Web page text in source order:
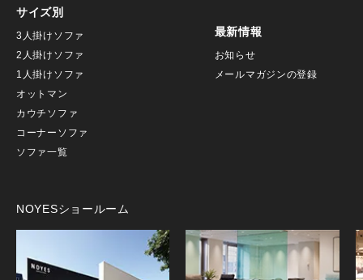
サイズ別
3人掛けソファ
2人掛けソファ
1人掛けソファ
オットマン
カウチソファ
コーナーソファ
ソファ一覧
最新情報
お知らせ
メールマガジンの登録
NOYESショールーム